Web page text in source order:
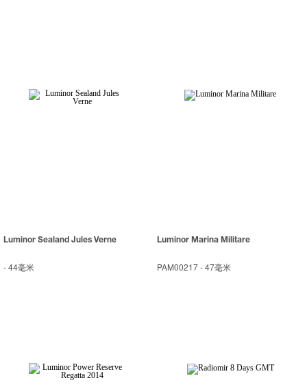
Luminor Sealand Jules Verne
-44毫米
Luminor Marina Militare
PAM00217-47毫米